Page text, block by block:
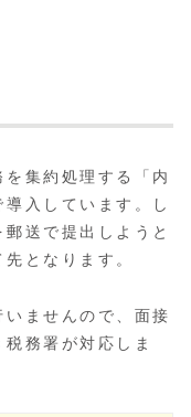
集約処理する「内
入しています。し
送で提出しようと
となります。
ませんので、面接
務署が対応しま